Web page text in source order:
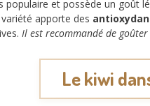
populaire et possède un goût
variété apporte des
Il est recommandé de
Le kiwi